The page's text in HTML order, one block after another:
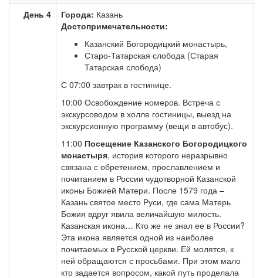
День 4 Города: Казань
Достопримечательности:
Казанский Богородицкий монастырь,
Старо-Татарская слобода (Старая
Татарская слобода)
С 07:00 завтрак в гостинице.
10:00 Освобождение номеров. Встреча с
экскурсоводом в холле гостиницы, выезд на
экскурсионную программу (вещи в автобус).
11:00 Посещение Казанского Богородицкого
монастыря, история которого неразрывно
связана с обретением, прославлением и
почитанием в России чудотворной Казанской
иконы Божией Матери. После 1579 года –
Казань святое место Руси, где сама Матерь
Божия вдруг явила величайшую милость.
Казанская икона… Кто же не знал ее в России?
Эта икона является одной из наиболее
почитаемых в Русской церкви. Ей молятся, к
ней обращаются с просьбами. При этом мало
кто задается вопросом, какой путь проделала